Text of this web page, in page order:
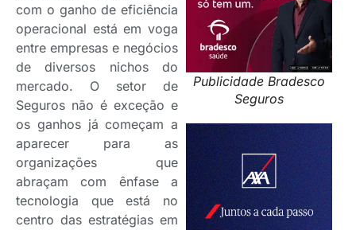
Publicidade Bradesco
Seguros
com o ganho de eficiência
operacional está em voga
entre empresas e negócios
de diversos nichos do
mercado. O setor de
Seguros não é exceção e
os ganhos já começam a
aparecer para as
organizações que
abraçam com ênfase a
tecnologia que está no
centro das estratégias em